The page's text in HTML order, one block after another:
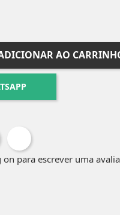
AO
on para escrever uma